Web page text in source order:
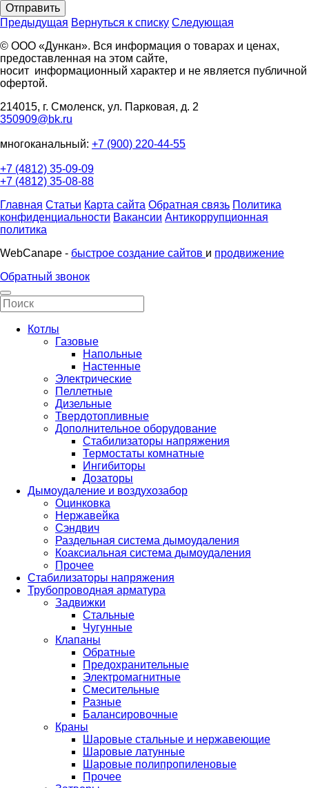
Отправить
Предыдущая Вернуться к списку Следующая
© ООО «Дункан». Вся информация о товарах и ценах,
предоставленная на этом сайте,
носит информационный характер и не является публичной
офертой.
214015, г. Смоленск, ул. Парковая, д. 2
350909@bk.ru
многоканальный: +7 (900) 220-44-55
+7 (4812) 35-09-09
+7 (4812) 35-08-88
Главная Статьи Карта сайта Обратная связь Политика
конфиденциальности Вакансии Антикоррупционная
политика
WebCanape - быстрое создание сайтов и продвижение
Обратный звонок
Котлы
Газовые
Напольные
Настенные
Электрические
Пеллетные
Дизельные
Твердотопливные
Дополнительное оборудование
Стабилизаторы напряжения
Термостаты комнатные
Ингибиторы
Дозаторы
Дымоудаление и воздухозабор
Оцинковка
Нержавейка
Сэндвич
Раздельная система дымоудаления
Коаксиальная система дымоудаления
Прочее
Стабилизаторы напряжения
Трубопроводная арматура
Задвижки
Стальные
Чугунные
Клапаны
Обратные
Предохранительные
Электромагнитные
Смесительные
Разные
Балансировочные
Краны
Шаровые стальные и нержавеющие
Шаровые латунные
Шаровые полипропиленовые
Прочее